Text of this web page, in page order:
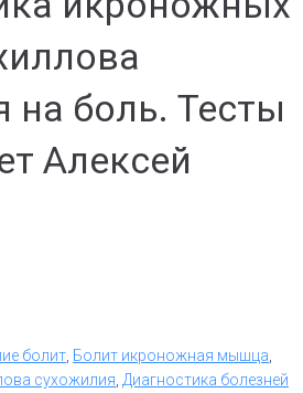
на боль. Тесты
Алексей
болит Болит икроножная мышца
сухожилия Диагностика болезней